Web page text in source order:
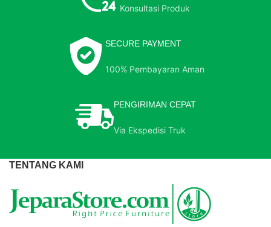
Konsultasi Produk
SECURE PAYMENT
100% Pembayaran Aman
PENGIRIMAN CEPAT
Via Ekspedisi Truk
TENTANG KAMI